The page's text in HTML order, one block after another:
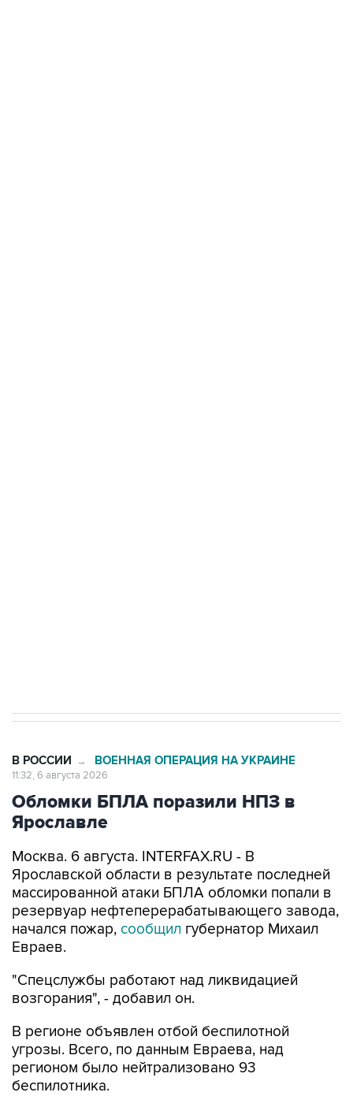
В РОССИИ → ВОЕННАЯ ОПЕРАЦИЯ НА УКРАИНЕ
11:32, 6 августа 2026
Обломки БПЛА поразили НПЗ в
Ярославле
Москва. 6 августа. INTERFAX.RU - В
Ярославской области в результате последней
массированной атаки БПЛА обломки попали в
резервуар нефтеперерабатывающего завода,
начался пожар, сообщил губернатор Михаил
Евраев.
"Спецслужбы работают над ликвидацией
возгорания", - добавил он.
В регионе объявлен отбой беспилотной
угрозы. Всего, по данным Евраева, над
регионом было нейтрализовано 93
беспилотника.